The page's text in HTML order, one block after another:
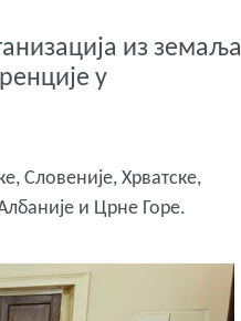
из земаља
у
Словеније, Хрватске,
и Црне Горе.